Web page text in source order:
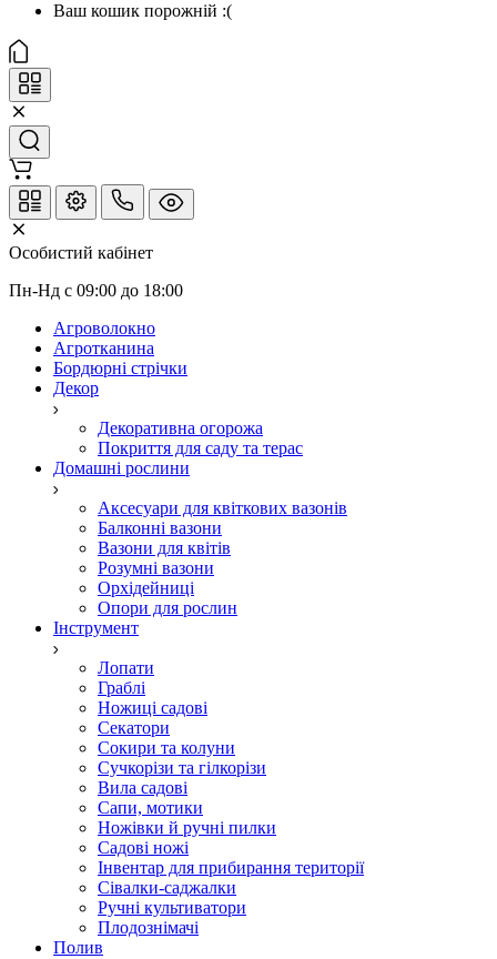
Ваш кошик порожній :(
Особистий кабінет
Пн-Нд с 09:00 до 18:00
Агроволокно
Агротканина
Бордюрні стрічки
Декор
Декоративна огорожа
Покриття для саду та терас
Домашні рослини
Аксесуари для квіткових вазонів
Балконні вазони
Вазони для квітів
Розумні вазони
Орхідейниці
Опори для рослин
Інструмент
Лопати
Граблі
Ножиці садові
Секатори
Сокири та колуни
Сучкорізи та гілкорізи
Вила садові
Сапи, мотики
Ножівки й ручні пилки
Садові ножі
Інвентар для прибирання території
Сівалки-саджалки
Ручні культиватори
Плодознімачі
Полив